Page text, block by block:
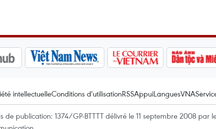
intellectuelleConditions d'utilisationRSSAppuiLanguesVNA
de publication: 1374/GP-BTTTT délivré le 11 septembre 2008